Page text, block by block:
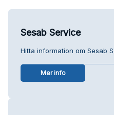
Sesab Service
Hitta information om Sesab
Mer info